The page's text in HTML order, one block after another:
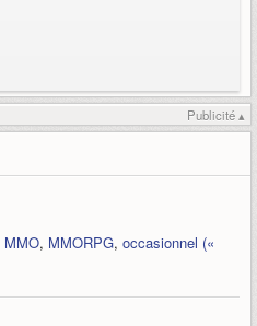
Publicité ▴
MMO, MMORPG, occasionnel («